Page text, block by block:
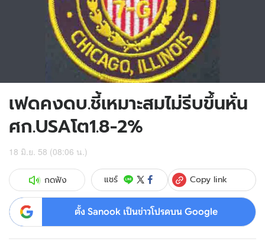
เฟดคงดบ.ชี้เหมาะสมไม่รีบขึ้นหั่น
ศก.USAโต1.8-2%
18 มิ.ย. 58 (08:06 น.)
กดฟัง แชร์ Copy link
ตั้ง Sanook เป็นข่าวโปรดบน Google